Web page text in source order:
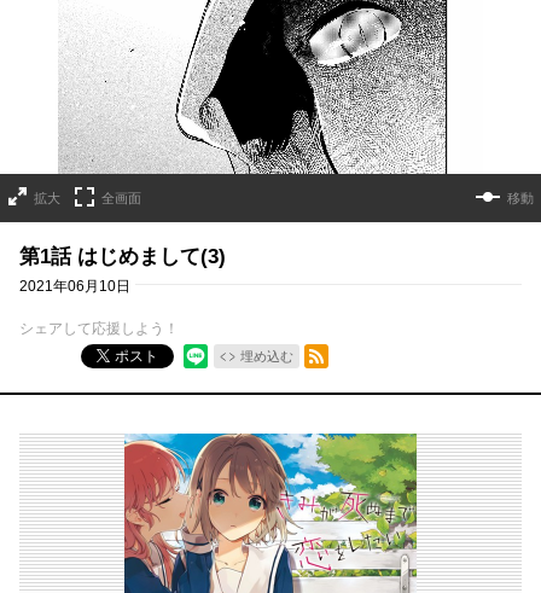
拡大 全画面 移動
第1話 はじめまして(3)
2021年06月10日
シェアして応援しよう！
ポスト
埋め込む
RSSフィード